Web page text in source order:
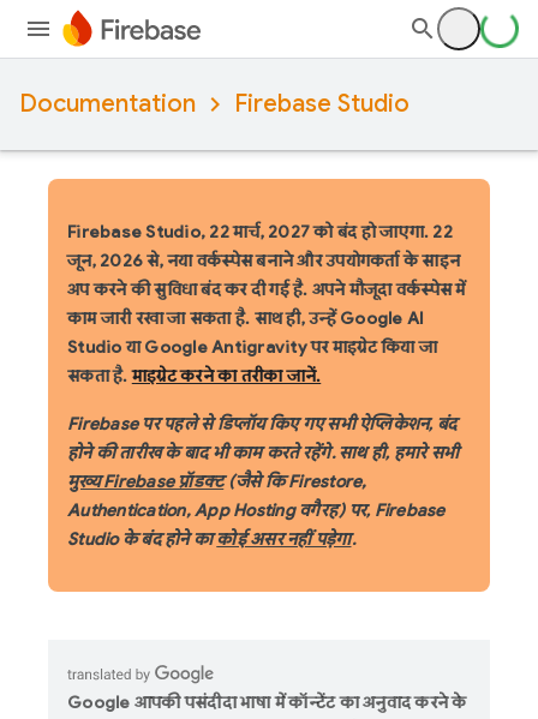
Documentation Firebase Studio
Firebase Studio, 22 मार्च, 2027 को बंद हो जाएगा. 22
जून, 2026 से, नया वर्कस्पेस बनाने और उपयोगकर्ता के साइन
अप करने की सुविधा बंद कर दी गई है. अपने मौजूदा वर्कस्पेस में
काम जारी रखा जा सकता है. साथ ही, उन्हें Google AI
Studio या Google Antigravity पर माइग्रेट किया जा
सकता है.माइग्रेट करने का तरीका जानें.
Firebase पर पहले से डिप्लॉय किए गए सभी ऐप्लिकेशन, बंद
होने की तारीख के बाद भी काम करते रहेंगे. साथ ही, हमारे सभी
मुख्य Firebase प्रॉडक्ट(जैसे कि Firestore,
Authentication, App Hosting वगैरह) पर, Firebase
Studio के बंद होने काकोई असर नहीं पड़ेगा.
Google आपकी पसंदीदा भाषा में कॉन्टेंट का अनुवाद करने के